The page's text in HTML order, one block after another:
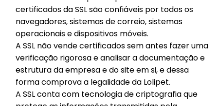
certificados da SSL são confiáveis por todos os
navegadores, sistemas de correio, sistemas
operacionais e dispositivos móveis.
A SSL não vende certificados sem antes fazer uma
verificação rigorosa e analisar a documentação e
estrutura da empresa e do site em si, e dessa
forma comprova a legalidade da Lolipet.
A SSL conta com tecnologia de criptografia que